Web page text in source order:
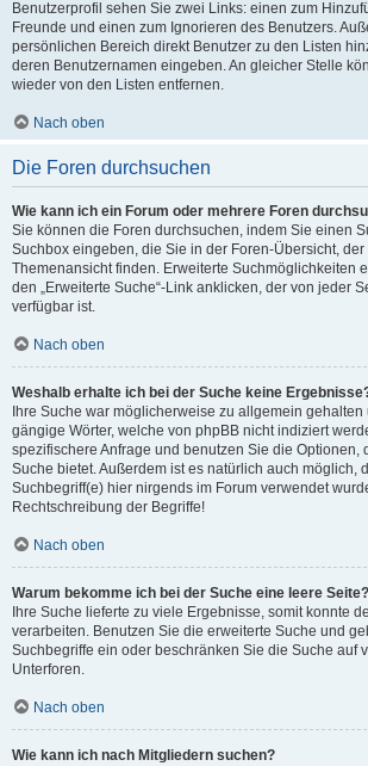
Benutzerprofil sehen Sie zwei Links: einen zum
Freunde und einen zum Ignorieren des Benutzers.
persönlichen Bereich direkt Benutzer zu den Listen
deren Benutzernamen eingeben. An gleicher Stelle
wieder von den Listen entfernen.
Nach oben
Die Foren durchsuchen
Wie kann ich ein Forum oder mehrere Foren
Sie können die Foren durchsuchen, indem Sie einen
Suchbox eingeben, die Sie in der Foren-Übersicht,
Themenansicht finden. Erweiterte Suchmöglichkeiten
den „Erweiterte Suche“-Link anklicken, der von jeder
verfügbar ist.
Nach oben
Weshalb erhalte ich bei der Suche keine
Ihre Suche war möglicherweise zu allgemein
gängige Wörter, welche von phpBB nicht indiziert
spezifischere Anfrage und benutzen Sie die Optionen,
Suche bietet. Außerdem ist es natürlich auch möglich,
Suchbegriff(e) hier nirgends im Forum verwendet
Rechtschreibung der Begriffe!
Nach oben
Warum bekomme ich bei der Suche eine leere Seite?
Ihre Suche lieferte zu viele Ergebnisse, somit konnte
verarbeiten. Benutzen Sie die erweiterte Suche und
Suchbegriffe ein oder beschränken Sie die Suche auf
Unterforen.
Nach oben
Wie kann ich nach Mitgliedern suchen?